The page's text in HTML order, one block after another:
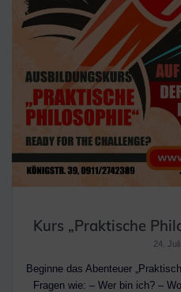
Kurs „Praktische
24.
Beginne das Abenteuer
Fragen wie: – Wer bin ich? –